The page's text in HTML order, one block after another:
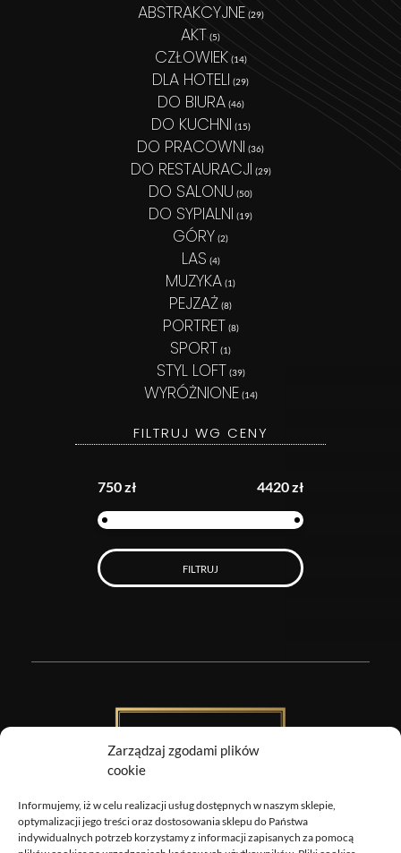
Zarządzaj zgodami plików
cookie
Informujemy, iż w celu realizacji usług dostępnych w naszym sklepie,
optymalizacji jego treści oraz dostosowania sklepu do Państwa
indywidualnych potrzeb korzystamy z informacji zapisanych za pomocą
ABSTRAKCYJNE (29)
AKT (5)
CZŁOWIEK (14)
DLA HOTELI (29)
DO BIURA (46)
DO KUCHNI (15)
DO PRACOWNI (36)
DO RESTAURACJI (29)
DO SALONU (50)
DO SYPIALNI (19)
GÓRY (2)
LAS (4)
MUZYKA (1)
PEJZAŻ (8)
PORTRET (8)
SPORT (1)
STYL LOFT (39)
WYRÓŻNIONE (14)
FILTRUJ WG CENY
750 zł 4420 zł
FILTRUJ
Obrazy Sztuki
DOSTAWA